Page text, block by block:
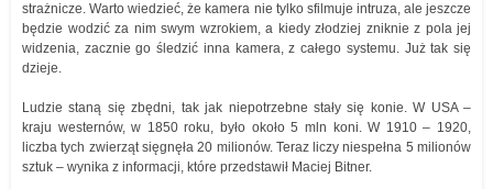
strażnicze. Warto wiedzieć, że kamera nie tylko sfilmuje intruza, ale jeszcze
będzie wodzić za nim swym wzrokiem, a kiedy złodziej zniknie z pola jej
widzenia, zacznie go śledzić inna kamera, z całego systemu. Już tak się
dzieje.
Ludzie staną się zbędni, tak jak niepotrzebne stały się konie. W USA –
kraju westernów, w 1850 roku, było około 5 mln koni. W 1910 – 1920,
liczba tych zwierząt sięgnęła 20 milionów. Teraz liczy niespełna 5 milionów
sztuk – wynika z informacji, które przedstawił Maciej Bitner.